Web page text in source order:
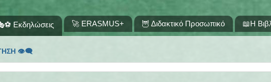
Εκδηλώσεις 🚀 ERASMUS+ 🦉 Διδακτικό Προσωπικό 📖Η
👁‍🗨